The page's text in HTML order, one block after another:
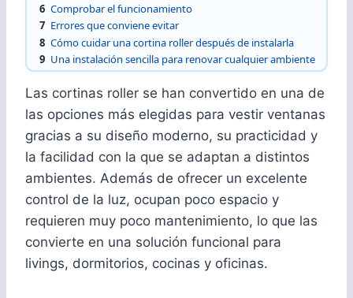
6 Comprobar el funcionamiento
7 Errores que conviene evitar
8 Cómo cuidar una cortina roller después de instalarla
9 Una instalación sencilla para renovar cualquier ambiente
Las cortinas roller se han convertido en una de
las opciones más elegidas para vestir ventanas
gracias a su diseño moderno, su practicidad y
la facilidad con la que se adaptan a distintos
ambientes. Además de ofrecer un excelente
control de la luz, ocupan poco espacio y
requieren muy poco mantenimiento, lo que las
convierte en una solución funcional para
livings, dormitorios, cocinas y oficinas.